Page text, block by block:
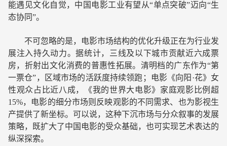
能遇见文化自觉，中国电影工业有望从“单点突破”迈向“生
态协同”。
不可忽略的是，电影市场结构的优化升级正在为行业发
展注入持久动力。据统计，三线及以下城市贡献近六成票
房，折射出文化消费的普惠性拓展。清明档的广东作为“第
一票仓”，区域市场的活跃度持续领跑；电影《向阳·花》女
性观众占比近八成，《我的世界大电影》家庭观影比例超
15%，电影的细分市场则反映观影的不同需求、也为影视生
产提供了新坐标。可以说，这种下沉市场与分众叙事的发展
策略，既扩大了中国电影的受众基础，也可实现艺术表达的
纵深探索。